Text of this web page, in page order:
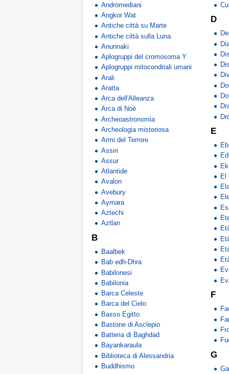
Andromediani
Angkor Wat
Antiche città su Marte
Antiche città sulla Luna
Anunnaki
Aplogruppi del cromosoma Y
Aplogruppi mitocondriali umani
Arali
Aratta
Arca dell'Alleanza
Arca di Noè
Archeoastronomia
Archeologia misteriosa
Armi del Terrore
Assiri
Assur
Atlantide
Avalon
Avebury
Aymara
Aztechi
Aztlan
B
Baalbek
Bab edh-Dhra
Babilonesi
Babilonia
Barca Celeste
Barca del Cielo
Basso Egitto
Bastone di Asclepio
Batteria di Baghdad
Bayankaraula
Biblioteca di Alessandria
Buddhismo
D
E
El
F
G